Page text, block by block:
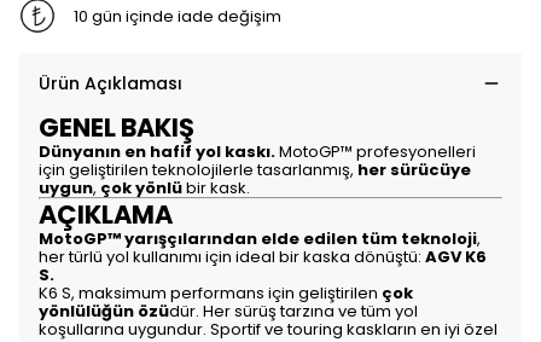
10 gün içinde iade değişim
Ürün Açıklaması
GENEL BAKIŞ
Dünyanın en hafif yol kaskı.MotoGP™ profesyonelleri
için geliştirilen teknolojilerle tasarlanmış, her sürücüye
uygun, çok yönlübir kask.
AÇIKLAMA
MotoGP™ yarışçılarından elde edilen tüm teknoloji,
her türlü yol kullanımı için ideal bir kaska dönüştü: AGV K6
S.
K6 S, maksimum performans için geliştirilen çok
yönlülüğün özüdür. Her sürüş tarzına ve tüm yol
koşullarına uygundur. Sportif ve touring kaskların en iyi özel